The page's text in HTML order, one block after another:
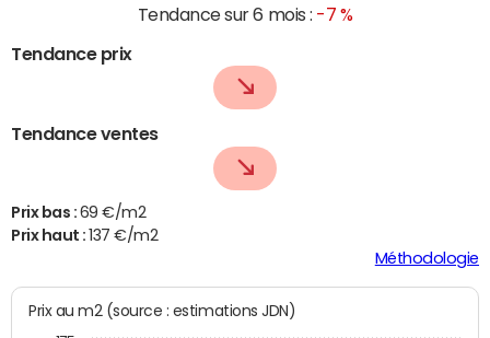
Tendance sur 6 mois : -7 %
Tendance prix
Tendance ventes
Prix bas : 69 €/m2
Prix haut : 137 €/m2
Méthodologie
Prix au m2 (source : estimations JDN)